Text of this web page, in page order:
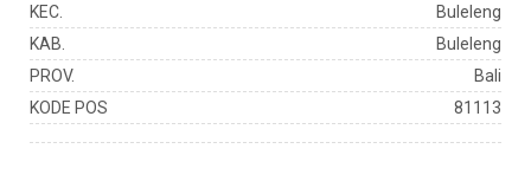
KEC.
Buleleng
KAB.
Buleleng
PROV.
Bali
KODE POS
81113